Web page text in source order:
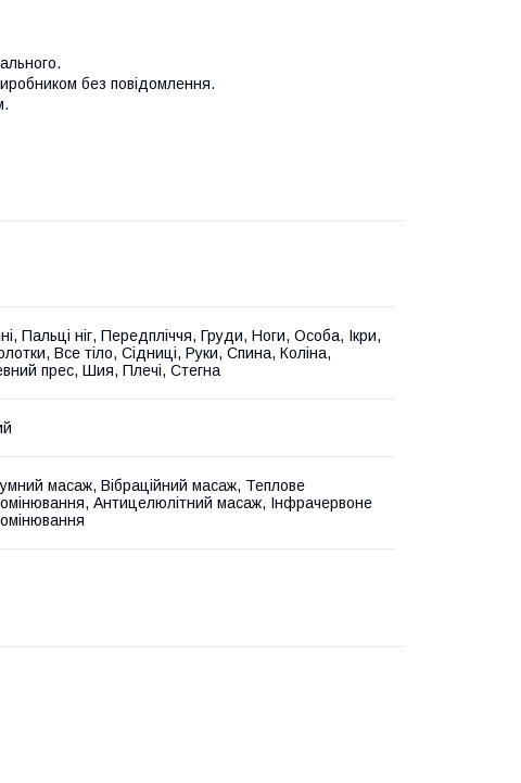
без повідомлення.
Пальці ніг, Передпліччя, Груди, Ноги, Особа, Ікри,
Все тіло, Сідниці, Руки, Спина, Коліна,
прес, Шия, Плечі, Стегна
масаж, Вібраційний масаж, Теплове
Антицелюлітний масаж, Інфрачервоне